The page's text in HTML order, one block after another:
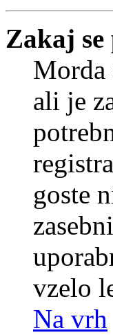
Zakaj
Morda
ali je
goste
vzelo
Na vrh